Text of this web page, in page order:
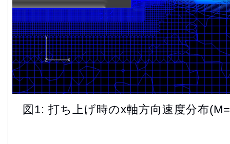
図1: 打ち上げ時のx軸方向速度分布